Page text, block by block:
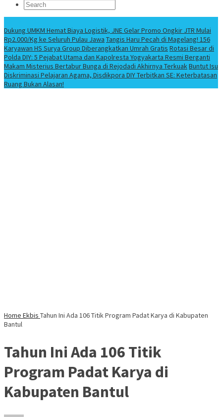
Dukung UMKM Hemat Biaya Logistik, JNE Gelar Promo Ongkir JTR Mulai
Rp2.000/Kg ke Seluruh Pulau Jawa Tangis Haru Pecah di Magelang! 156
Karyawan HS Surya Group Diberangkatkan Umrah Gratis Rotasi Besar di
Polda DIY: 5 Pejabat Utama dan Kapolresta Yogyakarta Resmi Berganti
Makam Misterius Bertabur Bunga di Rejodadi Akhirnya TerkuakBuntut Isu
Diskriminasi Pelajaran Agama, Disdikpora DIY Terbitkan SE: Keterbatasan
Ruang Bukan Alasan!
Home Ekbis Tahun Ini Ada 106 Titik Program Padat Karya di Kabupaten
Bantul
Tahun Ini Ada 106 Titik
Program Padat Karya di
Kabupaten Bantul